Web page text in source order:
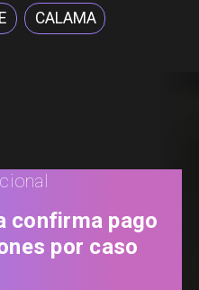
CALAMA
confirma pago
por caso